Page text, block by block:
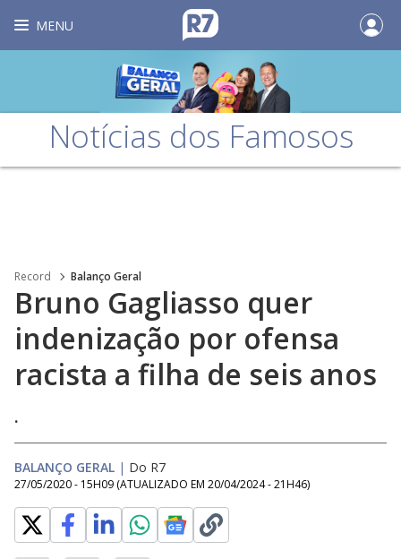
MENU
Notícias dos Famosos
Record Balanço Geral
Bruno Gagliasso quer
indenização por ofensa
racista a filha de seis anos
.
BALANÇO GERAL | Do R7
27/05/2020 - 15H09 (ATUALIZADO EM 20/04/2024 - 21H46)